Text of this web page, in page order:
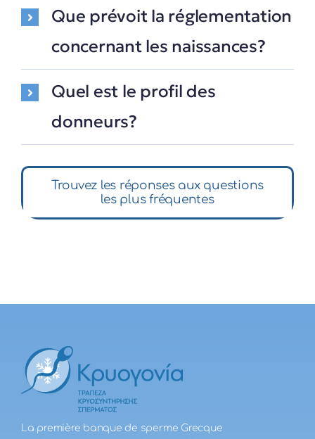
Que prévoit la réglementation
concernant les naissances?
Quel est le profil des
donneurs?
Trouvez les réponses aux questions
les plus fréquentes
La première banque de sperme Grecque